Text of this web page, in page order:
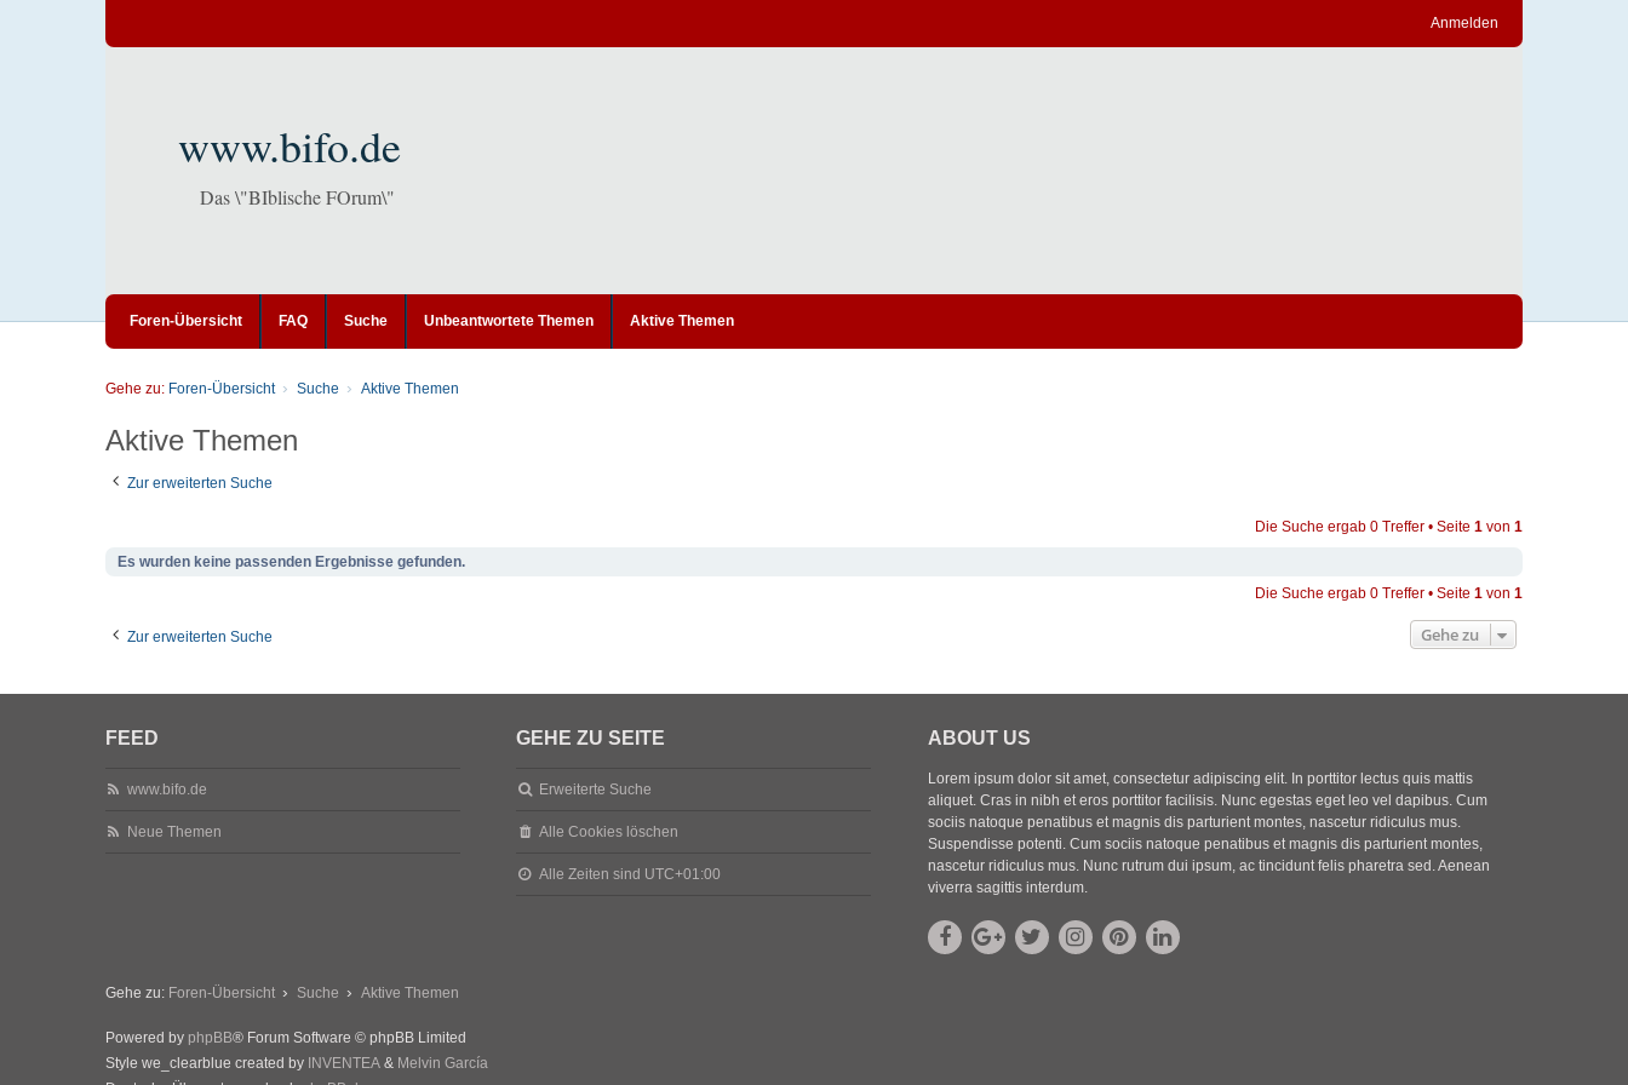
Anmelden
www.bifo.de
Das \"BIblische FOrum\"
Foren-Übersicht FAQ Suche Unbeantwortete Themen Aktive Themen
Gehe zu: Foren-Übersicht Suche Aktive Themen
Aktive Themen
Zur erweiterten Suche
Die Suche ergab 0 Treffer • Seite 1 von 1
Es wurden keine passenden Ergebnisse gefunden.
Die Suche ergab 0 Treffer • Seite 1 von 1
Zur erweiterten Suche Gehe zu
FEED
www.bifo.de
Neue Themen
GEHE ZU SEITE
Erweiterte Suche
Alle Cookies löschen
Alle Zeiten sind UTC+01:00
ABOUT US
Lorem ipsum dolor sit amet, consectetur adipiscing elit. In porttitor lectus quis mattis
aliquet. Cras in nibh et eros porttitor facilisis. Nunc egestas eget leo vel dapibus. Cum
sociis natoque penatibus et magnis dis parturient montes, nascetur ridiculus mus.
Suspendisse potenti. Cum sociis natoque penatibus et magnis dis parturient montes,
nascetur ridiculus mus. Nunc rutrum dui ipsum, ac tincidunt felis pharetra sed. Aenean
viverra sagittis interdum.
Gehe zu: Foren-Übersicht Suche Aktive Themen
Powered by phpBB® Forum Software © phpBB Limited
Style we_clearblue created by INVENTEA & Melvin García